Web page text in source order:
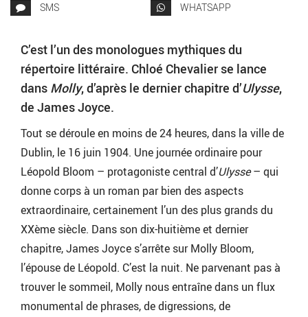
SMS
WHATSAPP
C’est l’un des monologues mythiques du
répertoire littéraire. Chloé Chevalier se lance
dans Molly, d’après le dernier chapitre d’Ulysse,
de James Joyce.
Tout se déroule en moins de 24 heures, dans la ville de
Dublin, le 16 juin 1904. Une journée ordinaire pour
Léopold Bloom – protagoniste central d’Ulysse– qui
donne corps à un roman par bien des aspects
extraordinaire, certainement l’un des plus grands du
XXème siècle. Dans son dix-huitième et dernier
chapitre, James Joyce s’arrête sur Molly Bloom,
l’épouse de Léopold. C’est la nuit. Ne parvenant pas à
trouver le sommeil, Molly nous entraîne dans un flux
monumental de phrases, de digressions, de